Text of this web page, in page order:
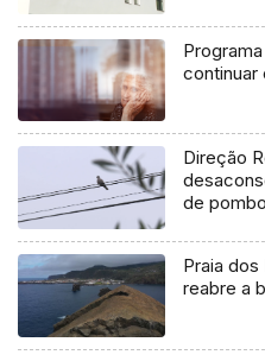
continuar
Direção
de
Praia
reabre a